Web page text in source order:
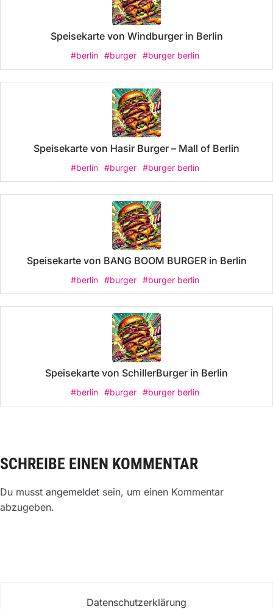
Speisekarte von Windburger in Berlin
#berlin #burger #burger berlin
Speisekarte von Hasir Burger – Mall of Berlin
#berlin #burger #burger berlin
Speisekarte von BANG BOOM BURGER in Berlin
#berlin #burger #burger berlin
Speisekarte von SchillerBurger in Berlin
#berlin #burger #burger berlin
SCHREIBE EINEN KOMMENTAR
Du musst angemeldet sein, um einen Kommentar
abzugeben.
Datenschutzerklärung